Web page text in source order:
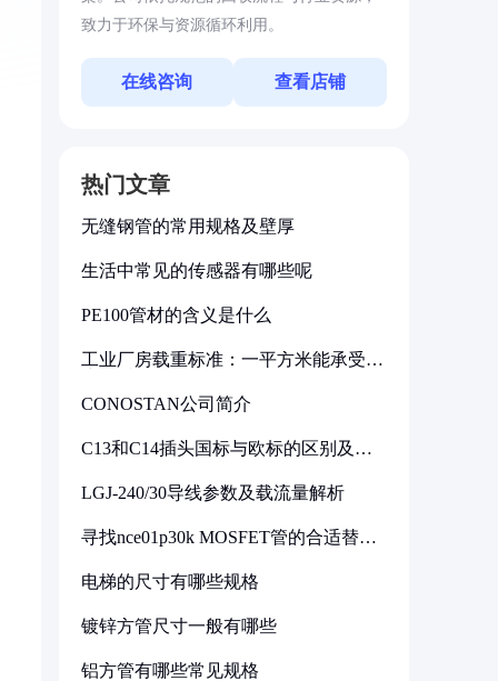
致力于环保与资源循环利用。
在线咨询 查看店铺
热门文章
无缝钢管的常用规格及壁厚
生活中常见的传感器有哪些呢
PE100管材的含义是什么
工业厂房载重标准：一平方米能承受多
CONOSTAN公司简介
C13和C14插头国标与欧标的区别及其
LGJ-240/30导线参数及载流量解析
寻找nce01p30k MOSFET管的合适替代
电梯的尺寸有哪些规格
镀锌方管尺寸一般有哪些
铝方管有哪些常见规格